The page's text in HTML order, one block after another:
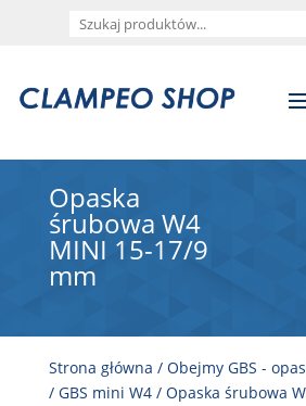
Opaska
śrubowa W4
MINI 15-17/9
mm
Strona główna / Obejmy GBS -
/ GBS mini W4/ Opaska śrubowa